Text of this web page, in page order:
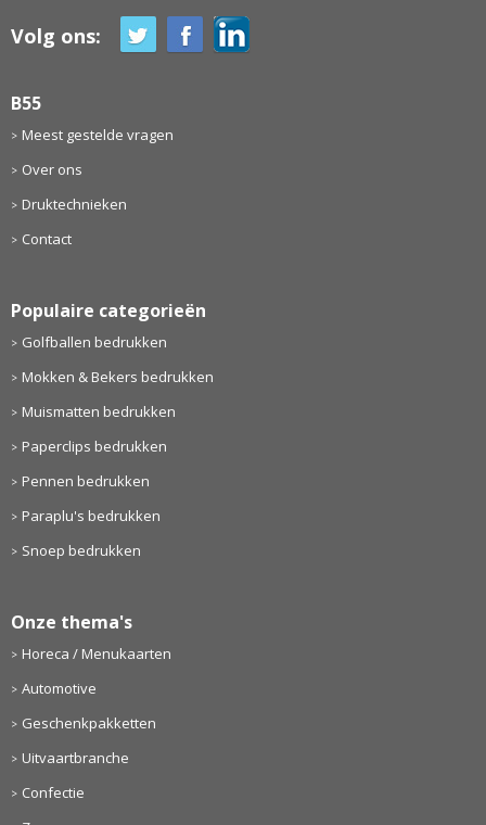
Volg ons:
B55
Meest gestelde vragen
Over ons
Druktechnieken
Contact
Populaire categorieën
Golfballen bedrukken
Mokken & Bekers bedrukken
Muismatten bedrukken
Paperclips bedrukken
Pennen bedrukken
Paraplu's bedrukken
Snoep bedrukken
Onze thema's
Horeca / Menukaarten
Automotive
Geschenkpakketten
Uitvaartbranche
Confectie